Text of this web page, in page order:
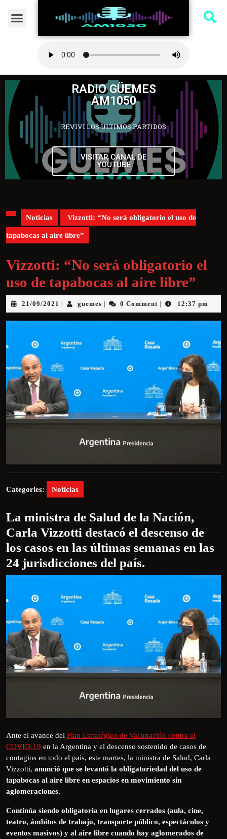
RADIO GÜEMES
AM1050
REVIVI LOS ULTIMOS PARTIDOS
VISITAR CANAL DE
YOUTUBE
Noticias Vizzotti: “No será obligatorio el uso de
tapabocas al aire libre”
Vizzotti: “No será obligatorio el
uso de tapabocas al aire libre”
21/09/2021 guemes 0 Comment 12:37 pm
Categories: Noticias
La ministra de Salud de la Nación,
Carla Vizzotti destacó el descenso de
los casos en las últimas semanas en las
24 jurisdicciones del país.
Ante el avance del Plan Estratégico de Vacunación contra el
COVID-19 en la Argentina y el descenso sostenido de casos de
contagios en todo el país, este martes, la ministra de Salud, Carla
Vizzotti, anunció que se levantó la obligatoriedad del uso de
tapabocas al aire libre en espacios en movimiento sin
aglomeraciones.
Continúa siendo obligatoria en lugares cerrados (aula, cine,
teatro, ámbitos de trabajo, transporte público, espectáculos y
eventos masivos) y al aire libre cuando hay aglomerados de